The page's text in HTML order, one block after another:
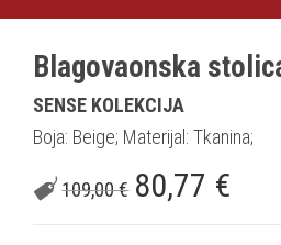
Blagovaonska
SENSE KOLEKCIJA
Boja: Beige; Materijal: Tkanina;
109,00€ 80,77 €